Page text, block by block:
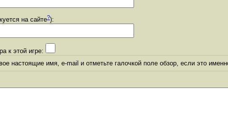
на сайте?):
к этой игре:
настоящие имя, e-mail и отметьте галочкой поле обзор, если это